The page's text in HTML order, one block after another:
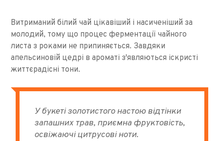
Витриманий білий чай цікавіший і насиченіший за
молодий, тому що процес ферментації чайного
листа з роками не припиняється. Завдяки
апельсиновій цедрі в ароматі з'являються іскристі
життєрадісні тони.
У букеті золотистого настою відтінки
запашних трав, приємна фруктовість,
освіжаючі цитрусові ноти.